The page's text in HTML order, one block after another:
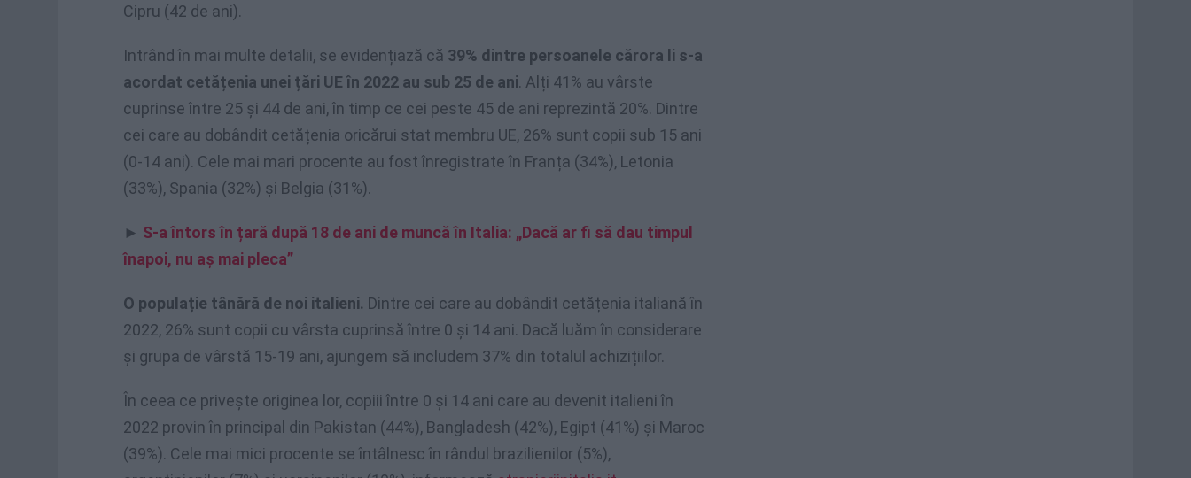
Cipru (42 de ani).
Intrând în mai multe detalii, se evidențiază că 39% dintre persoanele cărora li s-a
acordat cetățenia unei țări UE în 2022 au sub 25 de ani. Alți 41% au vârste
cuprinse între 25 și 44 de ani, în timp ce cei peste 45 de ani reprezintă 20%. Dintre
cei care au dobândit cetățenia oricărui stat membru UE, 26% sunt copii sub 15 ani
(0-14 ani). Cele mai mari procente au fost înregistrate în Franța (34%), Letonia
(33%), Spania (32%) și Belgia (31%).
► S-a întors în țară după 18 de ani de muncă în Italia: „Dacă ar fi să dau timpul
înapoi, nu aș mai pleca”
O populație tânără de noi italieni. Dintre cei care au dobândit cetățenia italiană în
2022, 26% sunt copii cu vârsta cuprinsă între 0 și 14 ani. Dacă luăm în considerare
și grupa de vârstă 15-19 ani, ajungem să includem 37% din totalul achizițiilor.
În ceea ce privește originea lor, copiii între 0 și 14 ani care au devenit italieni în
2022 provin în principal din Pakistan (44%), Bangladesh (42%), Egipt (41%) și Maroc
(39%). Cele mai mici procente se întâlnesc în rândul brazilienilor (5%),